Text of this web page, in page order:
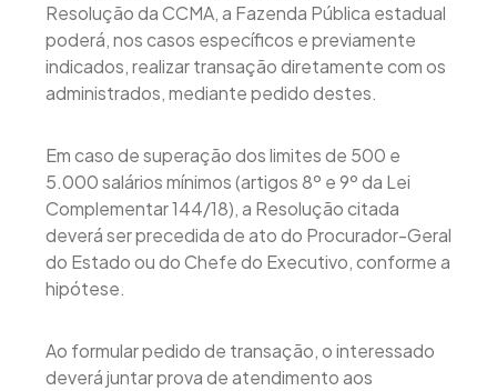
Resolução da CCMA, a Fazenda Pública estadual
poderá, nos casos específicos e previamente
indicados, realizar transação diretamente com os
administrados, mediante pedido destes.
Em caso de superação dos limites de 500 e
5.000 salários mínimos (artigos 8º e 9º da Lei
Complementar 144/18), a Resolução citada
deverá ser precedida de ato do Procurador-Geral
do Estado ou do Chefe do Executivo, conforme a
hipótese.
Ao formular pedido de transação, o interessado
deverá juntar prova de atendimento aos